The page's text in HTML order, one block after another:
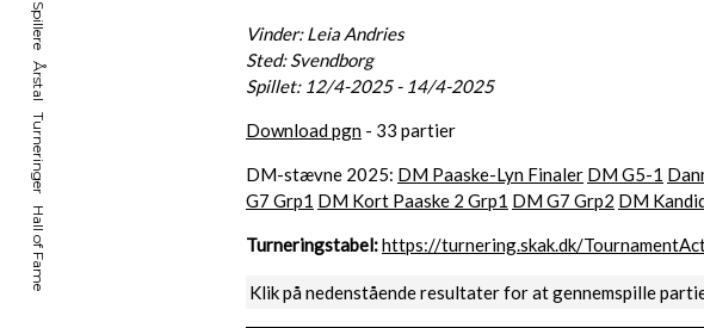
Spillere Årstal Turneringer Hall of Fame
Vinder: Leia Andries
Sted: Svendborg
Spillet: 12/4-2025 - 14/4-2025
Download pgn - 33 partier
DM-stævne 2025: DM Paaske-Lyn Finaler DM G5-1
G7 Grp1 DM Kort Paaske 2 Grp1 DM G7 Grp2 DM
Turneringstabel:https://turnering.skak.dk/
Klik på nedenstående resultater for at gennemspille